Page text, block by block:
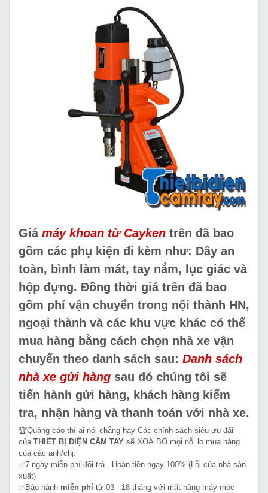
Giá máy khoan từ Cayken trên đã bao
gồm các phụ kiện đi kèm như: Dây an
toàn, bình làm mát, tay nắm, lục giác và
hộp đựng. Đồng thời giá trên đã bao
gồm phí vận chuyển trong nội thành HN,
ngoại thành và các khu vực khác có thể
mua hàng bằng cách chọn nhà xe vận
chuyển theo danh sách sau: Danh sách
nhà xe gửi hàng sau đó chúng tôi sẽ
tiến hành gửi hàng, khách hàng kiểm
tra, nhận hàng và thanh toán với nhà xe.
🏆Quảng cáo thì ai nói chẳng hay Các chính sách siêu ưu đãi
của THIẾT BỊ ĐIỆN CẦM TAY sẽ XOÁ BỎ mọi nỗi lo mua hàng
của các anh/chị:
✅7 ngày miễn phí đổi trả - Hoàn tiền ngay 100% (Lỗi của nhà sản
xuất)
✅Bảo hành miễn phí từ 03 - 18 tháng với mặt hàng máy móc